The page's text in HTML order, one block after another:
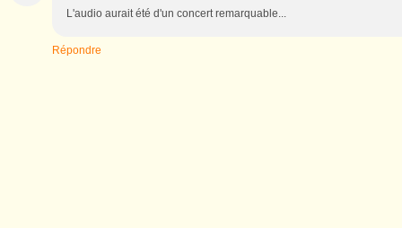
L'audio aurait été d'un concert remarquable...
Répondre